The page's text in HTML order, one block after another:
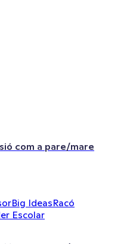
com a pare/mare
Big IdeasRacó
Escolar